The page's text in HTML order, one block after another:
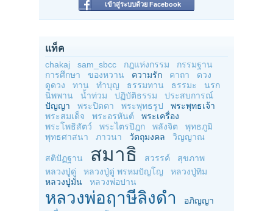
เข้าสู่ระบบด้วย Facebook
แท็ค
chakaj sam_sbcc กฎแห่งกรรม
กรรมฐาน
การศึกษา
ของหวาน ความรัก คาถา
ดวง
ดูดวง
ทาน ทำบุญ ธรรมทาน ธรรมะ
นรก
นิพพาน
น้ำท่วม ปฏิบัติธรรม
ประสบการณ์
ปัญญา
พระปิดตา พระพุทธรูป
พระพุทธเจ้า
พระสมเด็จ
พระอรหันต์
พระเครื่อง
พระโพธิสัตว์
พระไตรปิฎก พลังจิต
พุทธภูมิ
พุทธศาสนา
ภาวนา วัตถุมงคล วิญญาณ
สติปัฏฐาน สมาธิ สวรรค์
สุขภาพ
หลวงปู่ดู่
หลวงปู่ดู่ พรหมปัญโญ
หลวงปู่ทิม
หลวงปู่มั่น
หลวงพ่อปาน
หลวงพ่อฤาษีลิงดำ
อภิญญา